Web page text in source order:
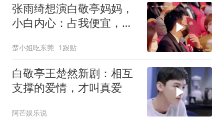
张雨绮想演白敬亭妈妈，
小白内心：占我便宜，郭
楚小姐吃东莞 1跟贴
白敬亭王楚然新剧：相互
支撑的爱情，才叫真爱
阿芒娱乐说